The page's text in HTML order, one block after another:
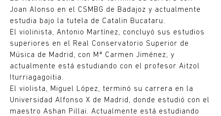
Joan Alonso en el CSMBG de Badajoz y actualmente
estudia bajo la tutela de Catalin Bucataru.
El violinista, Antonio Martínez, concluyó sus estudios
superiores en el Real Conservatorio Superior de
Música de Madrid, con Mª Carmen Jiménez, y
actualmente está estudiando con el profesor Aitzol
Iturriagagoitia.
El violista, Miguel López, terminó su carrera en la
Universidad Alfonso X de Madrid, donde estudió con el
maestro Ashan Pillai. Actualmente está estudiando